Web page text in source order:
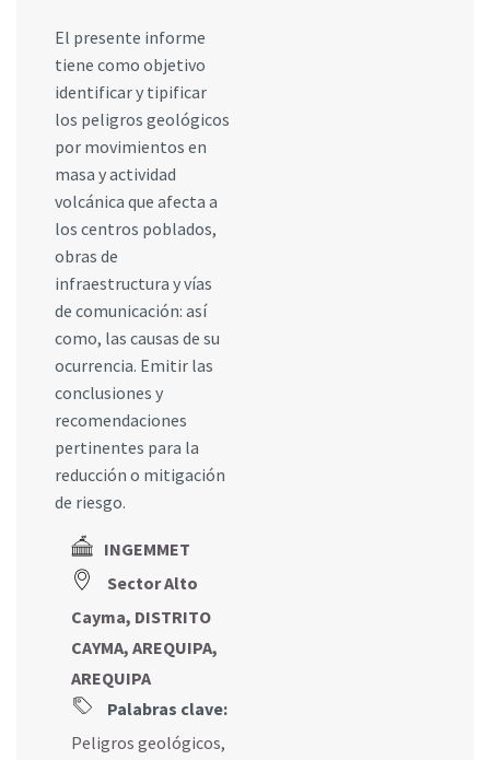
El presente informe
tiene como objetivo
identificar y tipificar
los peligros geológicos
por movimientos en
masa y actividad
volcánica que afecta a
los centros poblados,
obras de
infraestructura y vías
de comunicación: así
como, las causas de su
ocurrencia. Emitir las
conclusiones y
recomendaciones
pertinentes para la
reducción o mitigación
de riesgo.
INGEMMET
Sector Alto
Cayma, DISTRITO
CAYMA, AREQUIPA,
AREQUIPA
Palabras clave:
Peligros geológicos,